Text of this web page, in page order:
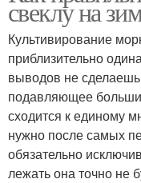
свеклу на
Культивирование
приблизительно
выводов не
подавляющее
сходится к единому
нужно после самых
обязательно
лежать она точно не